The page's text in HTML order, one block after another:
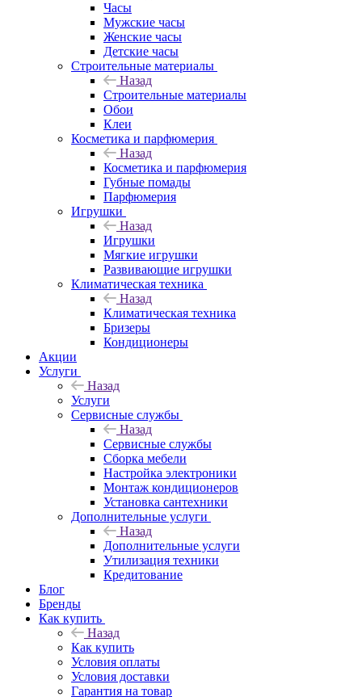
Часы
Мужские часы
Женские часы
Детские часы
Строительные материалы
Назад
Строительные материалы
Обои
Клеи
Косметика и парфюмерия
Назад
Косметика и парфюмерия
Губные помады
Парфюмерия
Игрушки
Назад
Игрушки
Мягкие игрушки
Развивающие игрушки
Климатическая техника
Назад
Климатическая техника
Бризеры
Кондиционеры
Акции
Услуги
Назад
Услуги
Сервисные службы
Назад
Сервисные службы
Сборка мебели
Настройка электроники
Монтаж кондиционеров
Установка сантехники
Дополнительные услуги
Назад
Дополнительные услуги
Утилизация техники
Кредитование
Блог
Бренды
Как купить
Назад
Как купить
Условия оплаты
Условия доставки
Гарантия на товар